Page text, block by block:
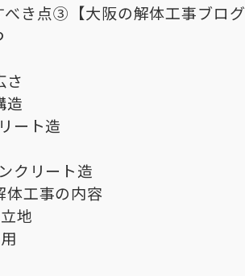
べき点③【大阪の解体工事ブロ
さ
造
ート造
クリート造
体工事の内容
地